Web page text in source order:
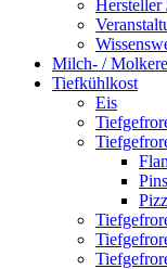
Hersteller
Milch- /
Tiefkühlkost
Eis